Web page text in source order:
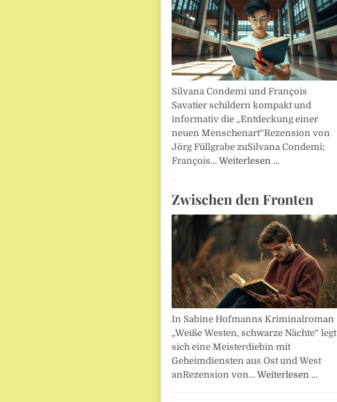
Silvana Condemi und François
Savatier schildern kompakt und
informativ die „Entdeckung einer
neuen Menschenart“Rezension von
Jörg Füllgrabe zuSilvana Condemi;
François… Weiterlesen …
Zwischen den Fronten
In Sabine Hofmanns Kriminalroman
„Weiße Westen, schwarze Nächte“ legt
sich eine Meisterdiebin mit
Geheimdiensten aus Ost und West
anRezension von… Weiterlesen …